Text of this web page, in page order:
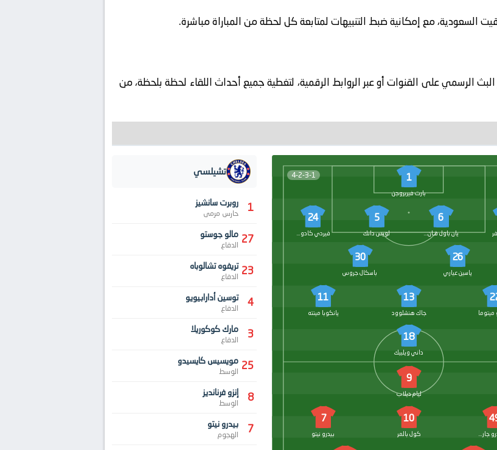
الرسمي على القنوات أو عبر الروابط الرقمية، لتغطية جميع أحداث اللقاء لحظة بلحظة، من
4-2-3-1 1
بارت فيربروجن
6
يان باول فـان هيك
5
لويس دانك
24
فيردي كادويغلو
26
ياسين عياري
30
باسكال جروس
ميتوما
13
جاك هنشلوود
11
يانكوبا مينته
18
داني ويلبيك
9
ليام ديلاب
أليخاندرو جارناتشو
10
كول بالمر
7
بيدرو نيتو
تشيلسي
1 روبرت سانشيز
حارس مرمى
27 مالو جوستو
الدفاع
23 تريفوه تشالوباه
الدفاع
4 توسين أدارابيويو
الدفاع
3 مارك كوكوريلا
الدفاع
25 مويسيس كايسيدو
الوسط
8 إنزو فرنانديز
الوسط
7 بيدرو نيتو
الهجوم